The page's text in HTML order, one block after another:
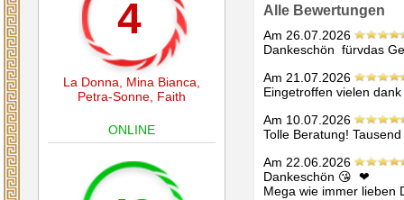
4
La Donna Mina Bianca
Petra-Sonne Faith
ONLINE
Alle Bewertungen
Am 26.07.2026
Dankeschön  fürvdas
Am 21.07.2026
Eingetroffen vielen dank
Am 10.07.2026
Tolle Beratung!
Am 22.06.2026
Dankeschön 😘  ❤ ️
Mega wie immer lieben